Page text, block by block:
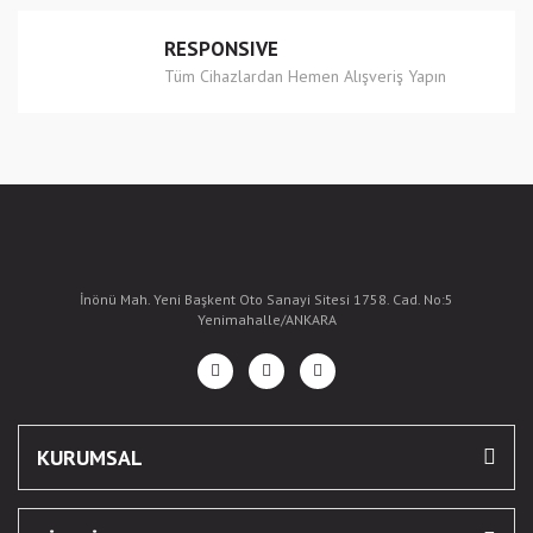
RESPONSIVE
Tüm Cihazlardan Hemen Alışveriş Yapın
İnönü Mah. Yeni Başkent Oto Sanayi Sitesi 1758. Cad. No:5
Yenimahalle/ANKARA
KURUMSAL